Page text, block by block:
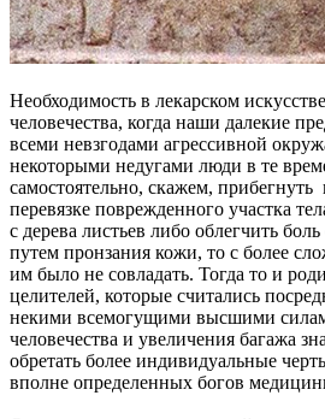
Необходимость в лекарском
человечества, когда наши далекие
всеми невзгодами агрессивной
некоторыми недугами люди в те
самостоятельно, скажем,
перевязке поврежденного участка
с дерева листьев либо облегчить
путем пронзания кожи, то с более
им было не совладать. Тогда то и
целителей, которые считались
некими всемогущими высшими
человечества и увеличения багажа
обретать более индивидуальные
вполне определенных богов